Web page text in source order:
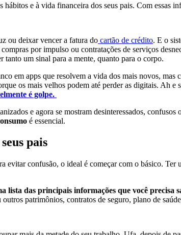
e à vida financeira dos seus pais. Com essas
ou deixar vencer a fatura do cartão de crédito. E o
por impulso ou contratações de serviços
tanto um sinal para a mente, quanto para o corpo.
em apps que resolvem a vida dos mais novos, mas
os mais velhos podem até perder as digitais. Ah e
é golpe.
e agora se mostram desinteressados,
é essencial.
pais
evitar confusão, o ideal é começar com o básico.
lista das principais informações que você precisa
patrimônios, contratos de seguro, plano de